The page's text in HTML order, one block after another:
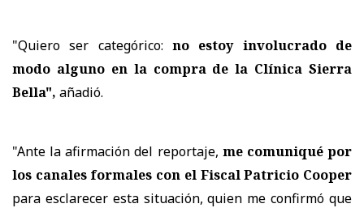
"Quiero ser categórico: no estoy involucrado de
modo alguno en la compra de la Clínica Sierra
Bella", añadió.
"Ante la afirmación del reportaje, me comuniqué por
los canales formales con el Fiscal Patricio Cooper
para esclarecer esta situación, quien me confirmó que